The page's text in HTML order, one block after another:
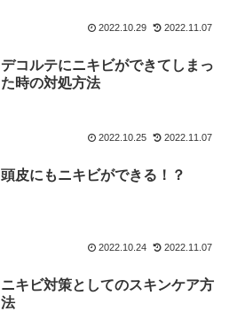
2022.10.29 2022.11.07
デコルテにニキビができてしまっ
た時の対処方法
2022.10.25 2022.11.07
頭皮にもニキビができる！？
2022.10.24 2022.11.07
ニキビ対策としてのスキンケア方
法